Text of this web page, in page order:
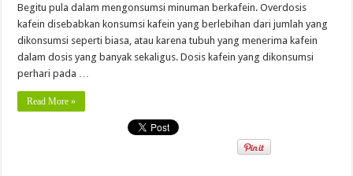
Begitu pula dalam mengonsumsi minuman berkafein. Overdosis
kafein disebabkan konsumsi kafein yang berlebihan dari jumlah yang
dikonsumsi seperti biasa, atau karena tubuh yang menerima kafein
dalam dosis yang banyak sekaligus. Dosis kafein yang dikonsumsi
perhari pada …
Read More »